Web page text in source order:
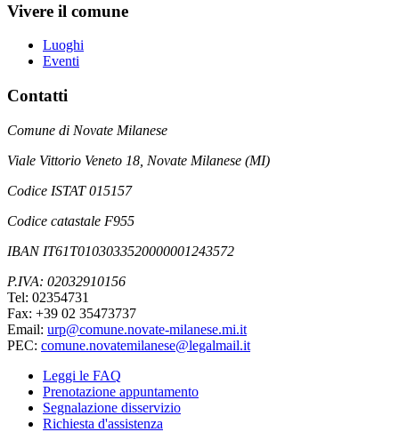
Vivere il comune
Luoghi
Eventi
Contatti
Comune di Novate Milanese
Viale Vittorio Veneto 18, Novate Milanese (MI)
Codice ISTAT 015157
Codice catastale F955
IBAN IT61T0103033520000001243572
P.IVA: 02032910156
Tel: 02354731
Fax: +39 02 35473737
Email: urp@comune.novate-milanese.mi.it
PEC: comune.novatemilanese@legalmail.it
Leggi le FAQ
Prenotazione appuntamento
Segnalazione disservizio
Richiesta d'assistenza